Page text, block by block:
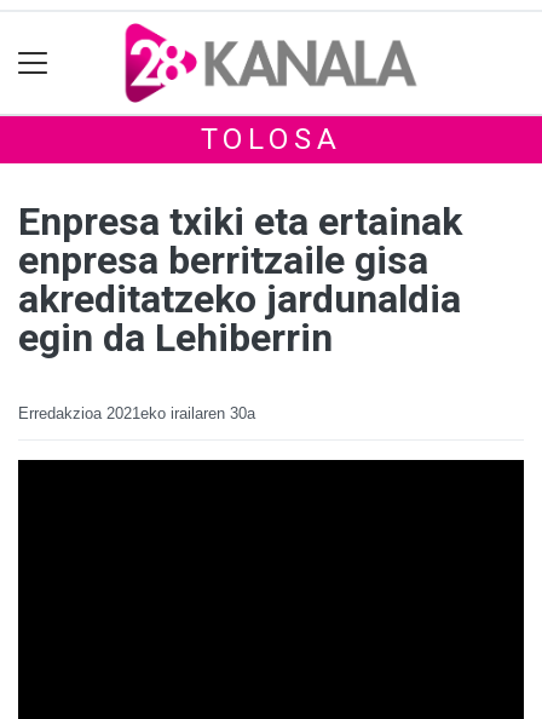
TOLOSA
Enpresa txiki eta ertainak
enpresa berritzaile gisa
akreditatzeko jardunaldia
egin da Lehiberrin
Erredakzioa 2021eko irailaren 30a